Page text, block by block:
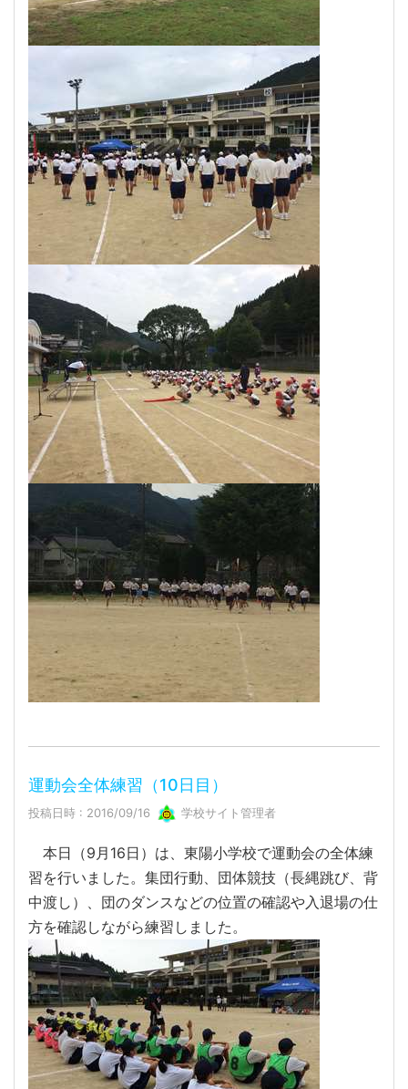
運動会全体練習（10日目）
投稿日時 : 2016/09/16 学校サイト管理者
本日（9月16日）は、東陽小学校で運動会の全体練
習を行いました。集団行動、団体競技（長縄跳び、背
中渡し）、団のダンスなどの位置の確認や入退場の仕
方を確認しながら練習しました。